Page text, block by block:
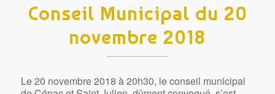
Conseil Municipal du 20
novembre 2018
Le 20 novembre 2018 à 20h30, le conseil municipal